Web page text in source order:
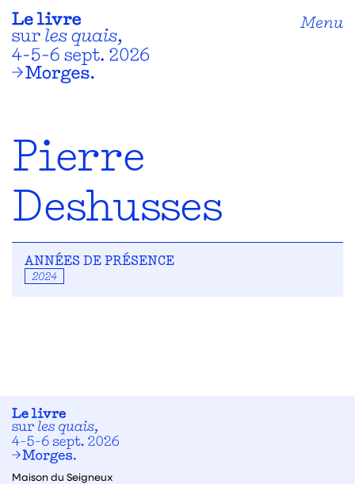
Menu
Pierre
Deshusses
ANNÉES DE PRÉSENCE
2024
Maison du Seigneux